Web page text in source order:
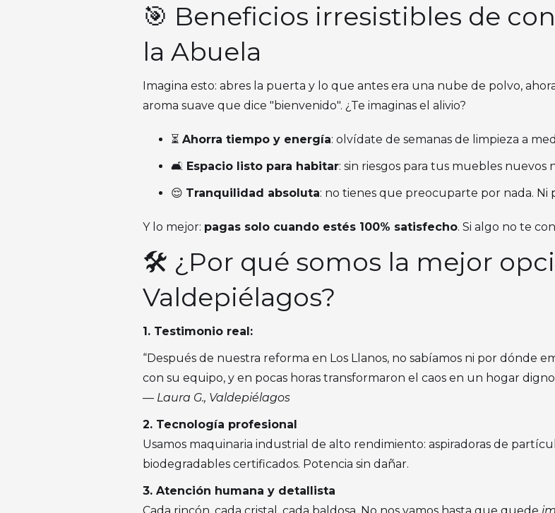
🎯 Beneficios irresistibles de
la Abuela
Imagina esto: abres la puerta y lo que antes era una nube de polvo,
aroma suave que dice "bienvenido". ¿Te imaginas el alivio?
⏳ Ahorra tiempo y energía: olvídate de semanas de limpieza a
🛋️ Espacio listo para habitar: sin riesgos para tus muebles nuevos
😌 Tranquilidad absoluta: no tienes que preocuparte por nada. Ni
Y lo mejor: pagas solo cuando estés 100% satisfecho. Si algo no te
🛠️ ¿Por qué somos la mejor
Valdepiélagos?
1. Testimonio real:
“Después de nuestra reforma en Los Llanos, no sabíamos ni por dónde
con su equipo, y en pocas horas transformaron el caos en un hogar
— Laura G., Valdepiélagos
2. Tecnología profesional
Usamos maquinaria industrial de alto rendimiento: aspiradoras de
biodegradables certificados. Potencia sin dañar.
3. Atención humana y detallista